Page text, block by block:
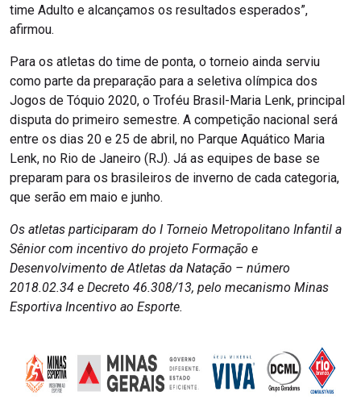
time Adulto e alcançamos os resultados esperados”,
afirmou.
Para os atletas do time de ponta, o torneio ainda serviu
como parte da preparação para a seletiva olímpica dos
Jogos de Tóquio 2020, o Troféu Brasil-Maria Lenk, principal
disputa do primeiro semestre. A competição nacional será
entre os dias 20 e 25 de abril, no Parque Aquático Maria
Lenk, no Rio de Janeiro (RJ). Já as equipes de base se
preparam para os brasileiros de inverno de cada categoria,
que serão em maio e junho.
Os atletas participaram do I Torneio Metropolitano Infantil a
Sênior com incentivo do projeto Formação e
Desenvolvimento de Atletas da Natação – número
2018.02.34 e Decreto 46.308/13, pelo mecanismo Minas
Esportiva Incentivo ao Esporte.